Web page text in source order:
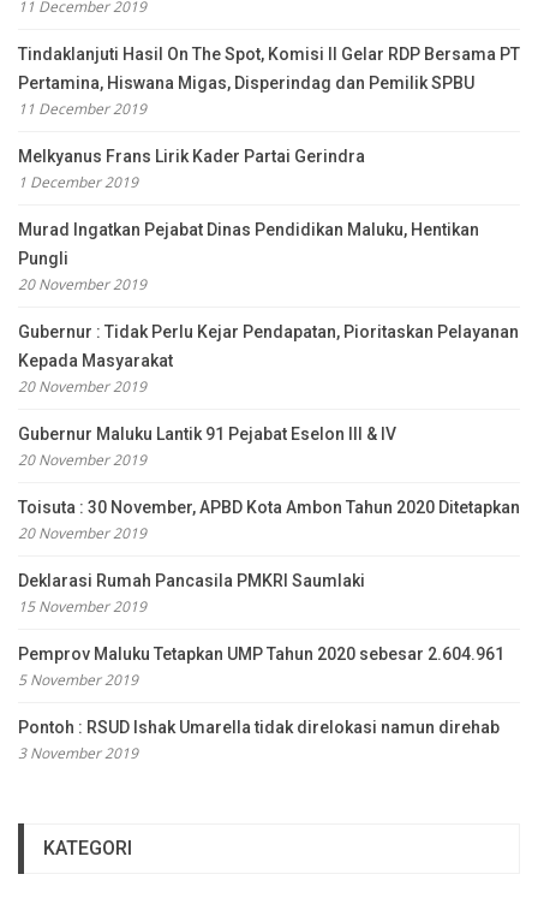
11 December 2019
Tindaklanjuti Hasil On The Spot, Komisi II Gelar RDP Bersama PT
Pertamina, Hiswana Migas, Disperindag dan Pemilik SPBU
11 December 2019
Melkyanus Frans Lirik Kader Partai Gerindra
1 December 2019
Murad Ingatkan Pejabat Dinas Pendidikan Maluku, Hentikan
Pungli
20 November 2019
Gubernur : Tidak Perlu Kejar Pendapatan, Pioritaskan Pelayanan
Kepada Masyarakat
20 November 2019
Gubernur Maluku Lantik 91 Pejabat Eselon III & IV
20 November 2019
Toisuta : 30 November, APBD Kota Ambon Tahun 2020 Ditetapkan
20 November 2019
Deklarasi Rumah Pancasila PMKRI Saumlaki
15 November 2019
Pemprov Maluku Tetapkan UMP Tahun 2020 sebesar 2.604.961
5 November 2019
Pontoh : RSUD Ishak Umarella tidak direlokasi namun direhab
3 November 2019
KATEGORI